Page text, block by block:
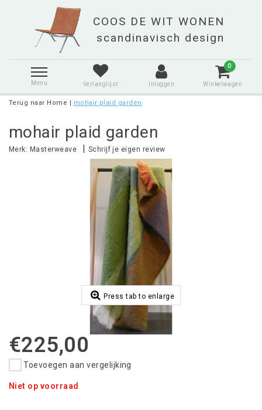
Menu Verlanglijst Inloggen
0
Winkelwagen
Terug naar Home | mohair plaid garden
mohair plaid garden
Merk: Masterweave | Schrijf je eigen review
Press tab to enlarge
€225,00
Toevoegen aan vergelijking
Niet op voorraad